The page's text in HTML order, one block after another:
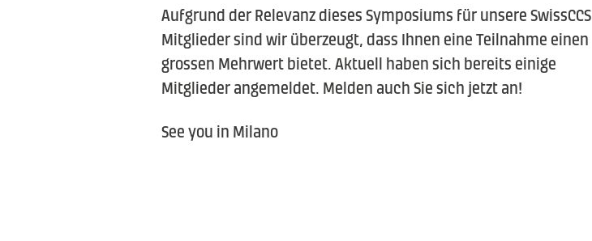
Aufgrund der Relevanz dieses Symposiums für unsere SwissCCS
Mitglieder sind wir überzeugt, dass Ihnen eine Teilnahme einen
grossen Mehrwert bietet. Aktuell haben sich bereits einige
Mitglieder angemeldet. Melden auch Sie sich jetzt an!
See you in Milano